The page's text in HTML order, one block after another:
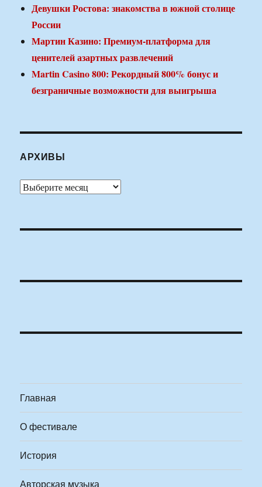
Девушки Ростова: знакомства в южной столице
России
Мартин Казино: Премиум-платформа для
ценителей азартных развлечений
Martin Casino 800: Рекордный 800% бонус и
безграничные возможности для выигрыша
АРХИВЫ
Архивы
Главная
О фестивале
История
Авторская музыка